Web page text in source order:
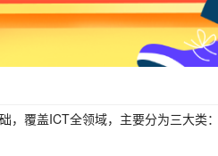
，覆盖ICT全领域，主要分为三大类：